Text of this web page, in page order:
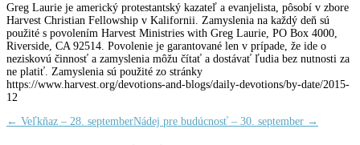
Greg Laurie je americký protestantský kazateľ a evanjelista, pôsobí v zbore
Harvest Christian Fellowship v Kalifornii. Zamyslenia na každý deň sú
použité s povolením Harvest Ministries with Greg Laurie, PO Box 4000,
Riverside, CA 92514. Povolenie je garantované len v prípade, že ide o
neziskovú činnosť a zamyslenia môžu čítať a dostávať ľudia bez nutnosti za
ne platiť. Zamyslenia sú použité zo stránky
https://www.harvest.org/devotions-and-blogs/daily-devotions/by-date/2015-
12
← Veľkňaz – 28. septemberNádej pre budúcnosť – 30. september →